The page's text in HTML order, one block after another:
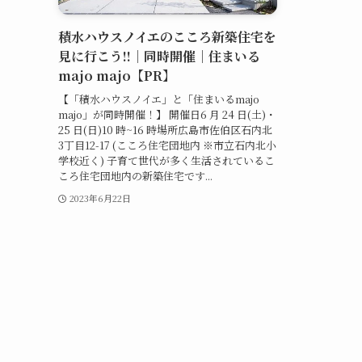
積水ハウスノイエのこころ新築住宅を
見に行こう!!｜同時開催｜住まいる
majo majo【PR】
【「積水ハウスノイエ」と「住まいるmajo
majo」が同時開催！】 開催日6 月 24 日(土)・
25 日(日)10 時~16 時場所広島市佐伯区石内北
3丁目12-17 (こころ住宅団地内 ※市立石内北小
学校近く) 子育て世代が多く生活されているこ
ころ住宅団地内の新築住宅です...
2023年6月22日